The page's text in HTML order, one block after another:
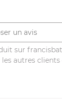
un avis
sur
autres